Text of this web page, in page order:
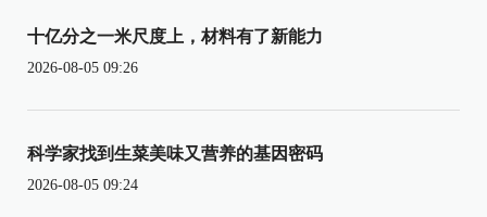
十亿分之一米尺度上，材料有了新能力
2026-08-05 09:26
科学家找到生菜美味又营养的基因密码
2026-08-05 09:24